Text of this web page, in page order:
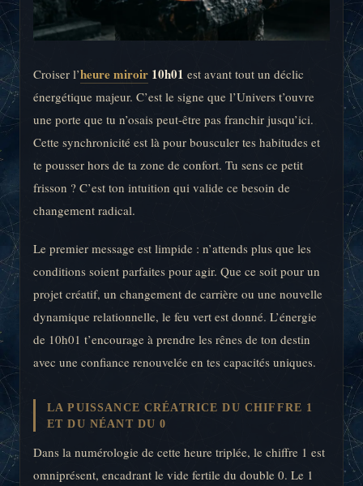
Croiser l’heure miroir 10h01 est avant tout un déclic
énergétique majeur. C’est le signe que l’Univers t’ouvre
une porte que tu n’osais peut-être pas franchir jusqu’ici.
Cette synchronicité est là pour bousculer tes habitudes et
te pousser hors de ta zone de confort. Tu sens ce petit
frisson ? C’est ton intuition qui valide ce besoin de
changement radical.
Le premier message est limpide : n’attends plus que les
conditions soient parfaites pour agir. Que ce soit pour un
projet créatif, un changement de carrière ou une nouvelle
dynamique relationnelle, le feu vert est donné. L’énergie
de 10h01 t’encourage à prendre les rênes de ton destin
avec une confiance renouvelée en tes capacités uniques.
LA PUISSANCE CRÉATRICE DU CHIFFRE 1
ET DU NÉANT DU 0
Dans la numérologie de cette heure triplée, le chiffre 1 est
omniprésent, encadrant le vide fertile du double 0. Le 1